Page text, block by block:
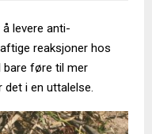
levere anti-
reaksjoner hos
bare føre til mer
i en uttalelse.